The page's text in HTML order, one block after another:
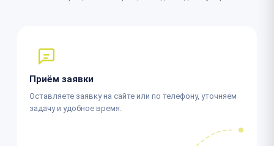
Приём заявки
Оставляете заявку на сайте или по телефону, уточняем
задачу и удобное время.